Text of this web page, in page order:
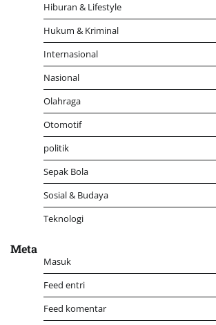
Hiburan & Lifestyle
Hukum & Kriminal
Internasional
Nasional
Olahraga
Otomotif
politik
Sepak Bola
Sosial & Budaya
Teknologi
Meta
Masuk
Feed entri
Feed komentar